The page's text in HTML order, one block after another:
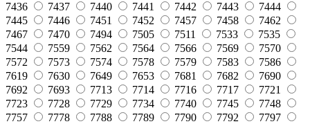
7436
7437 7440 7441 7442 7443
7444
7445
7446 7451 7452 7457 7458
7462
7467
7470 7494 7505 7511 7533
7535
7544
7559 7562 7564 7566 7569
7570
7572
7573 7574 7578 7579 7583
7586
7619
7630 7649 7653 7681 7682
7690
7692
7693 7713 7714 7716 7717
7721
7723
7728 7729 7734 7740 7745
7748
7757
7778 7788 7789 7790 7792
7797